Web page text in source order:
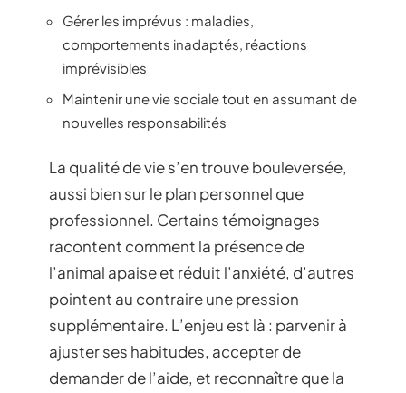
Gérer les imprévus : maladies,
comportements inadaptés, réactions
imprévisibles
Maintenir une vie sociale tout en assumant de
nouvelles responsabilités
La qualité de vie s’en trouve bouleversée,
aussi bien sur le plan personnel que
professionnel. Certains témoignages
racontent comment la présence de
l’animal apaise et réduit l’anxiété, d’autres
pointent au contraire une pression
supplémentaire. L’enjeu est là : parvenir à
ajuster ses habitudes, accepter de
demander de l’aide, et reconnaître que la